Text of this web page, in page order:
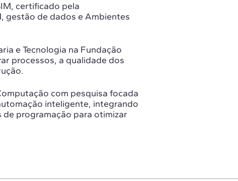
certificado pela
gestão de dados e Ambientes
e Tecnologia na Fundação
processos, a qualidade dos
com pesquisa focada
inteligente, integrando
programação para otimizar